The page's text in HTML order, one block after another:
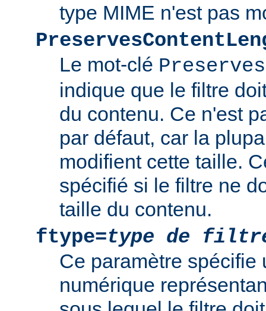
type MIME n'est pas
Le mot-clé
indique que le filtre
du contenu. Ce n'est
par défaut, car la
modifient cette taille.
spécifié si le filtre ne
taille du contenu.
ftype=type de
Ce paramètre spécifie
numérique